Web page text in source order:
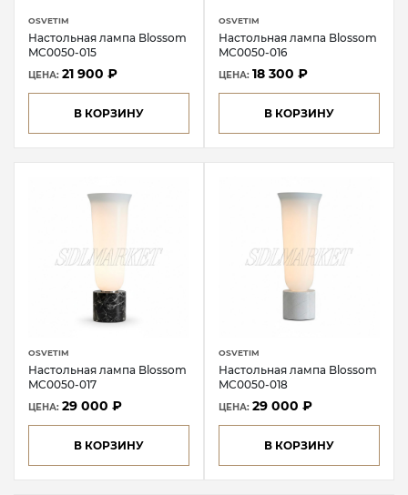
OSVETIM
Настольная лампа Blossom
MC0050-015
ЦЕНА: 21 900 ₽
В КОРЗИНУ
OSVETIM
Настольная лампа Blossom
MC0050-016
ЦЕНА: 18 300 ₽
В КОРЗИНУ
OSVETIM
Настольная лампа Blossom
MC0050-017
ЦЕНА: 29 000 ₽
В КОРЗИНУ
OSVETIM
Настольная лампа Blossom
MC0050-018
ЦЕНА: 29 000 ₽
В КОРЗИНУ